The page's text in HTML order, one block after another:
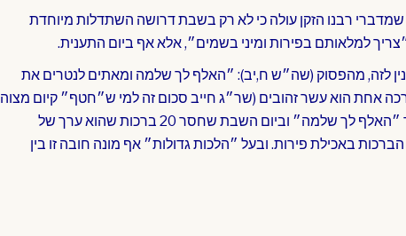
מציין (סה״מ מלוקט ח״ב ע' שכ״ו הע׳ 11), שמדברי רבנו הזקן עולה כי לא רק בשבת דרושה השתדלות מיוחדת
לזה, מהפסוק (שה״ש ח,יב): ״האלף לך שלמה ומאתים לנטרים את
אחת הוא עשר זהובים (שר״ג חייב סכום זה למי ש״חטף״ קיום מצוה
וברכת כיסוי הדם), וא״כ מאה ברכות הוא במספר ״האלף לך שלמה״ וביום השבת שחסר 20 ברכות שהוא ערך של
באכילת פירות. ובעל ״הלכות גדולות״ אף מונה חובה זו בין